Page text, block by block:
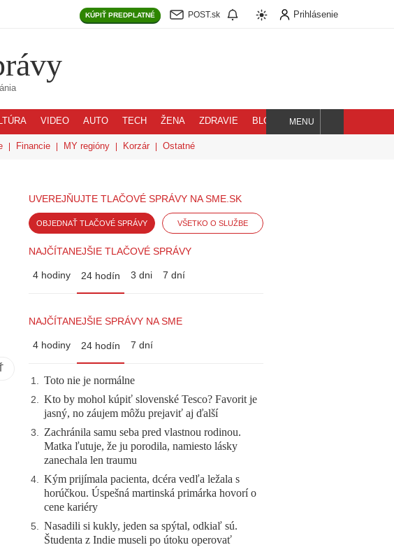
KÚPIŤ PREDPLATNÉ POST.sk Prihlásenie
VIDEO AUTO TECH ŽENA ZDRAVIE BLOG
Hľadaj
MENU
Financie MY regióny Korzár Ostatné
UVEREJŇUJTE TLAČOVÉ SPRÁVY NA SME.SK
OBJEDNAŤ TLAČOVÉ SPRÁVY VŠETKO O SLUŽBE
NAJČÍTANEJŠIE TLAČOVÉ SPRÁVY
4 hodiny 24 hodín 3 dni 7 dní
NAJČÍTANEJŠIE SPRÁVY NA SME
4 hodiny 24 hodín 7 dní
1. Toto nie je normálne
2. Kto by mohol kúpiť slovenské Tesco? Favorit je
jasný, no záujem môžu prejaviť aj ďalší
3. Zachránila samu seba pred vlastnou rodinou.
Matka ľutuje, že ju porodila, namiesto lásky
zanechala len traumu
4. Kým prijímala pacienta, dcéra vedľa ležala s
horúčkou. Úspešná martinská primárka hovorí o
cene kariéry
5. Nasadili si kukly, jeden sa spýtal, odkiaľ sú.
Študenta z Indie museli po útoku operovať